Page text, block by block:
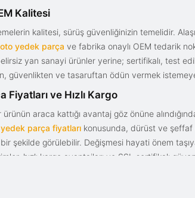
Kalitesi
kalitesi, sürüş güvenliğinizin temelidir.
yedek parça ve fabrika onaylı OEM tedarik
yan sanayi ürünler yerine; sertifikalı, test
güvenlikten ve tasaruftan ödün vermek
Fiyatları ve Hızlı Kargo
araca kattığı avantaj göz önüne
yedek parça fiyatları konusunda, dürüst ve şeffaf
şekilde görülebilir. Değişmesi hayati önem
hızlı kargo avantajları ve SSL sertifikalı
değerini korumak, uygun fiyat